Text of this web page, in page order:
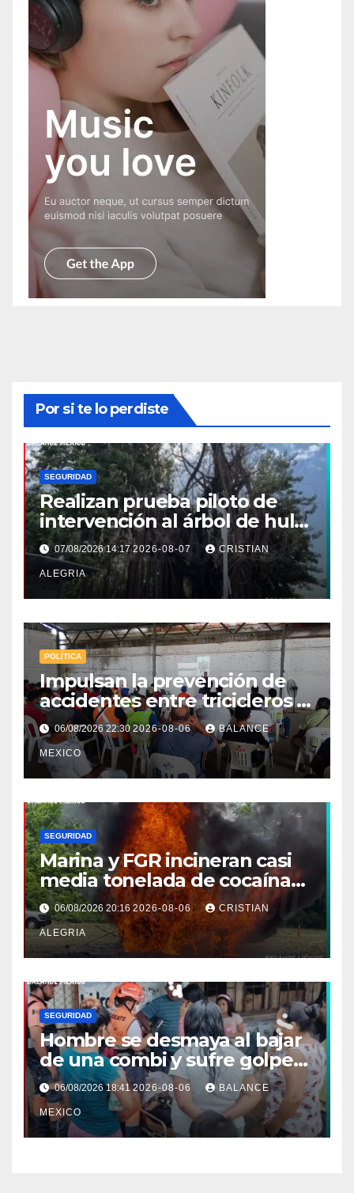
Por si te lo perdiste
SEGURIDAD
Realizan prueba piloto de
intervención al árbol de hule
en Tapachula
07/08/2026 14:172026-08-07 CRISTIAN
ALEGRIA
POLÍTICA
Impulsan la prevención de
accidentes entre tricicleros y
mototriciclistas de Tapachula
06/08/2026 22:302026-08-06 BALANCE
MEXICO
SEGURIDAD
Marina y FGR incineran casi
media tonelada de cocaína
asegurada frente a las costas
de Chiapas
06/08/2026 20:16 2026-08-06 CRISTIAN
ALEGRIA
SEGURIDAD
Hombre se desmaya al bajar
de una combi y sufre golpe
en la cabeza en Tapachula
06/08/2026 18:412026-08-06 BALANCE
MEXICO